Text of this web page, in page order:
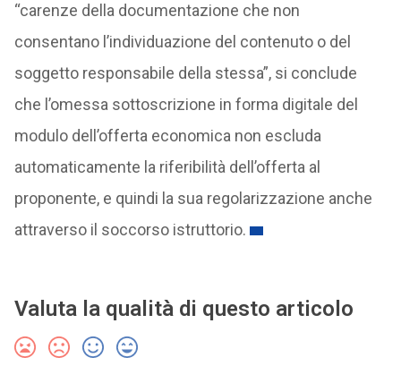
“carenze della documentazione che non
consentano l’individuazione del contenuto o del
soggetto responsabile della stessa”, si conclude
che l’omessa sottoscrizione in forma digitale del
modulo dell’offerta economica non escluda
automaticamente la riferibilità dell’offerta al
proponente, e quindi la sua regolarizzazione anche
attraverso il soccorso istruttorio.
Valuta la qualità di questo articolo